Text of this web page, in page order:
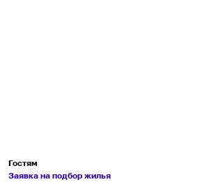
Гостям
Заявка на подбор жилья